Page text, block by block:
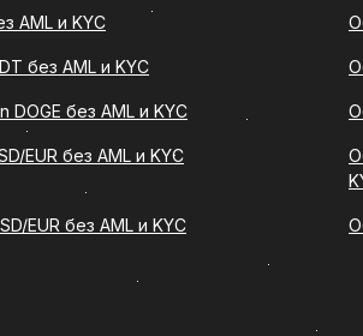
на Сбербанк RUB
- это операция, при которой
адрес и получает
конвертировать
интерфейс, понятную форму
Bep20 на Сбербанк RUB
AML и KYC
без AML и KYC
без AML и KYC
EUR без AML и KYC
EUR без AML и KYC